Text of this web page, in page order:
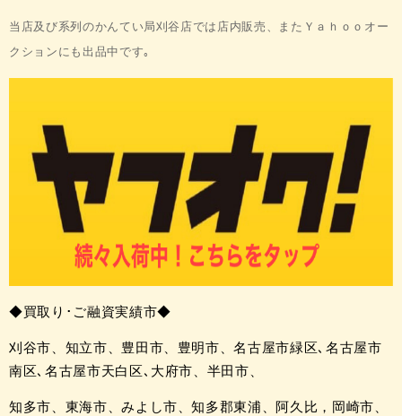
当店及び系列のかんてい局刈谷店では店内販売、
またＹａｈｏｏオー
クションにも出品中です｡
◆買取り･ご融資実績市◆
刈谷市、知立市、豊田市、豊明市、名古屋市緑区､ 名古屋市
南区､ 名古屋市天白区､ 大府市、半田市、
知多市、 東海市、みよし市、知多郡東浦、 阿久比， 岡崎市、